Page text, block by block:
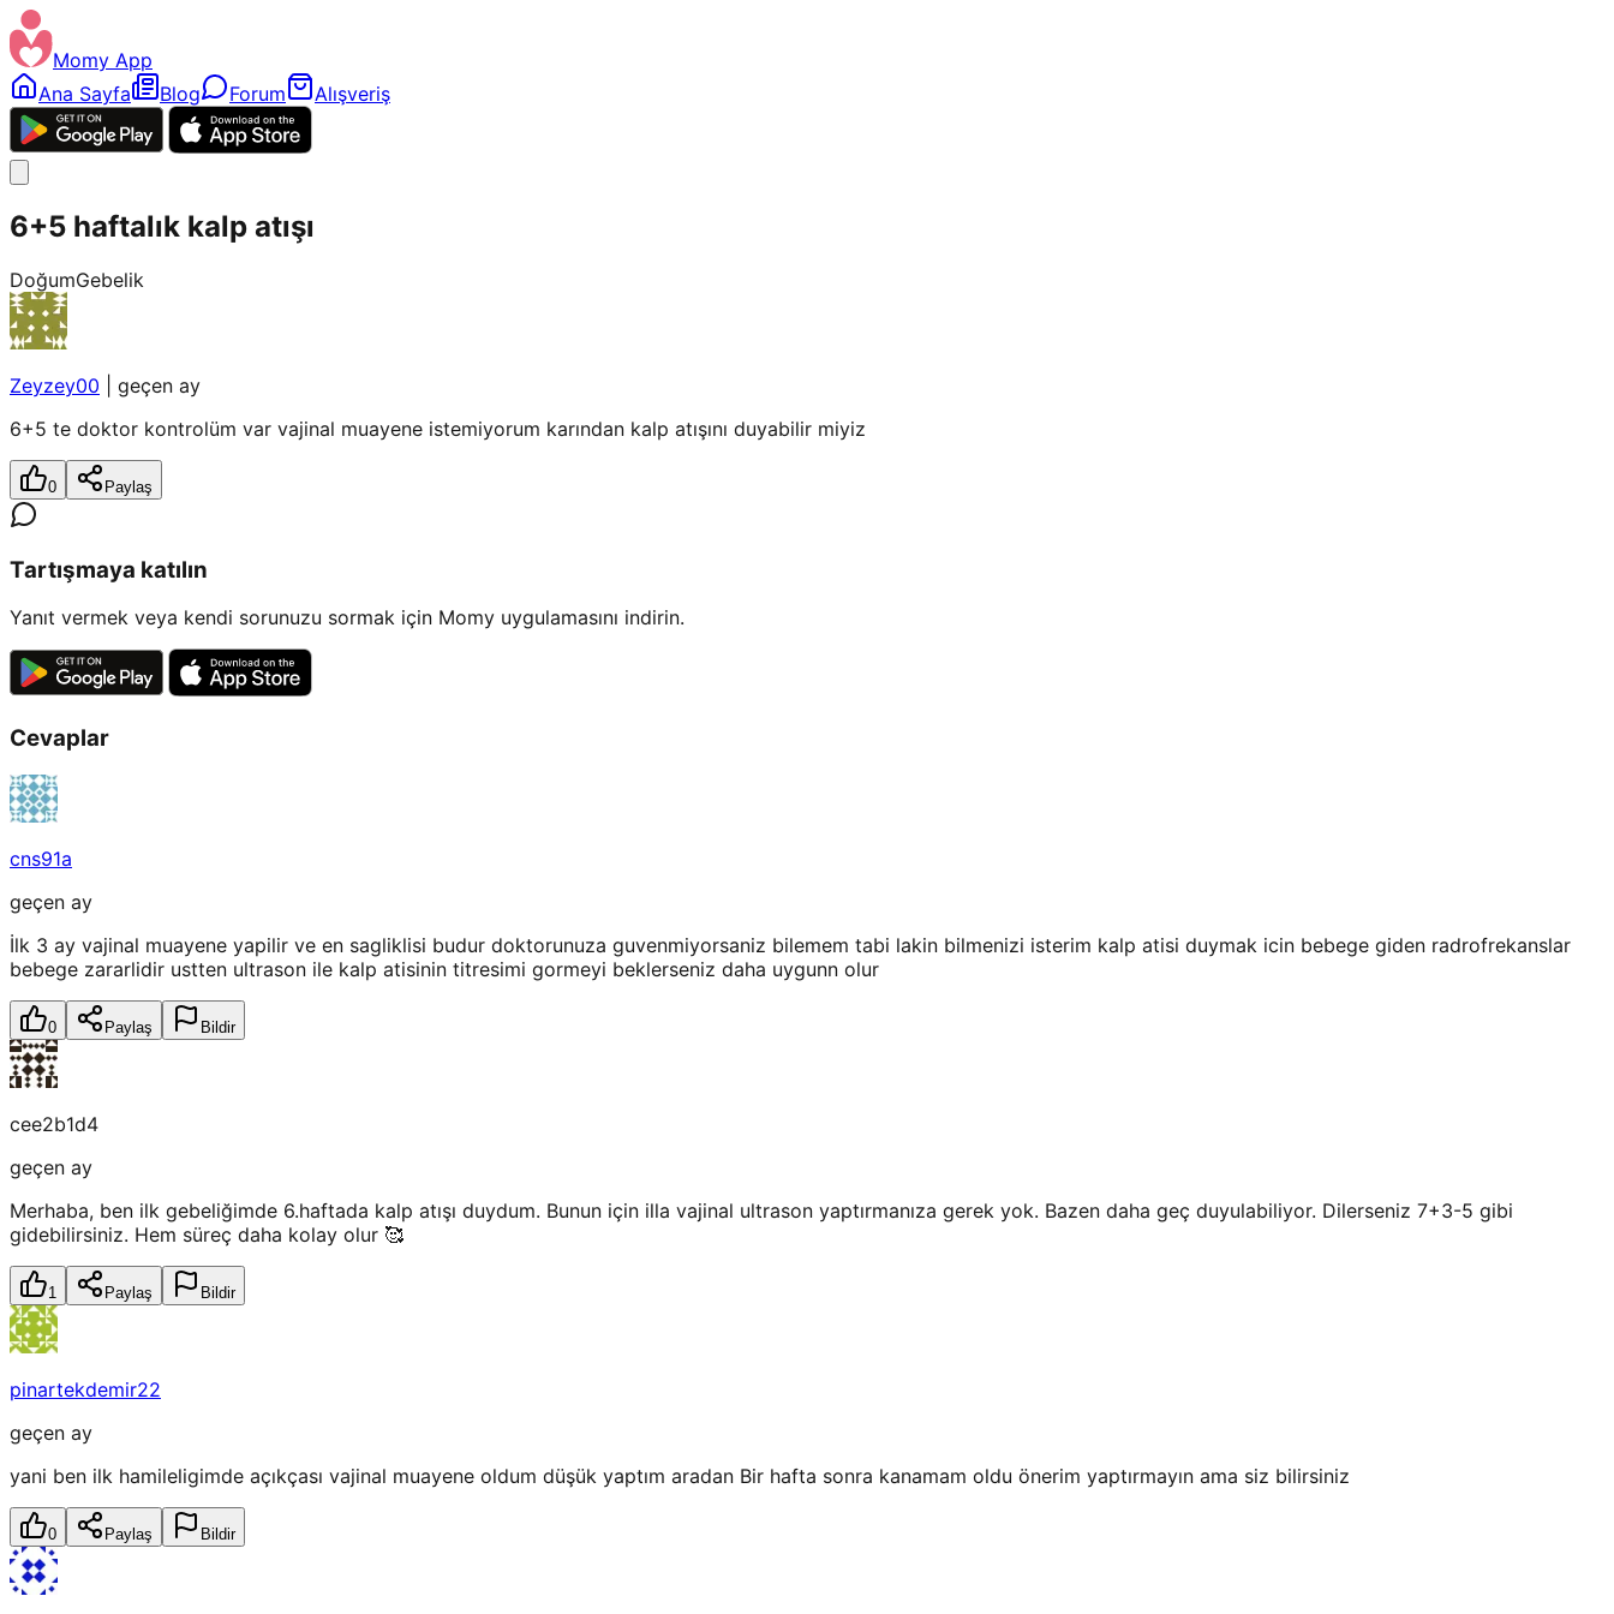
Momy App
Ana Sayfa
Blog Forum Alışveriş
6+5 haftalık kalp atışı
DoğumGebelik
Zeyzey00
geçen ay
6+5 te doktor kontrolüm var vajinal muayene istemiyorum karından kalp atışını duyabilir miyiz
0 Paylaş
Tartışmaya katılın
Yanıt vermek veya kendi sorunuzu sormak için Momy uygulamasını indirin.
Cevaplar
cns91a
geçen ay
İlk 3 ay vajinal muayene yapilir ve en sagliklisi budur doktorunuza guvenmiyorsaniz bilemem tabi lakin bilmenizi isterim kalp atisi duymak icin bebege giden radrofrekanslar
bebege zararlidir ustten ultrason ile kalp atisinin titresimi gormeyi beklerseniz daha uygunn olur
0 Paylaş Bildir
cee2b1d4
geçen ay
Merhaba, ben ilk gebeliğimde 6.haftada kalp atışı duydum. Bunun için illa vajinal ultrason yaptırmanıza gerek yok. Bazen daha geç duyulabiliyor. Dilerseniz 7+3-5 gibi
gidebilirsiniz. Hem süreç daha kolay olur 🥰
1 Paylaş Bildir
pinartekdemir22
geçen ay
yani ben ilk hamileligimde açıkçası vajinal muayene oldum düşük yaptım aradan Bir hafta sonra kanamam oldu önerim yaptırmayın ama siz bilirsiniz
0 Paylaş Bildir